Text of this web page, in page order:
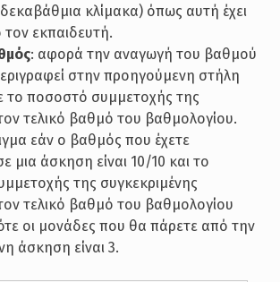
κλίμακα) όπως αυτή έχει
τον εκπαιδευτή.
: αφορά την αναγωγή του βαθμού
στην προηγούμενη στήλη
το ποσοστό συμμετοχής της
τελικό βαθμό του βαθμολογίου.
εάν ο βαθμός που έχετε
μια άσκηση είναι 10/10 και το
της συγκεκριμένης
τελικό βαθμό του βαθμολογίου
οι μονάδες που θα πάρετε από την
άσκηση είναι 3.